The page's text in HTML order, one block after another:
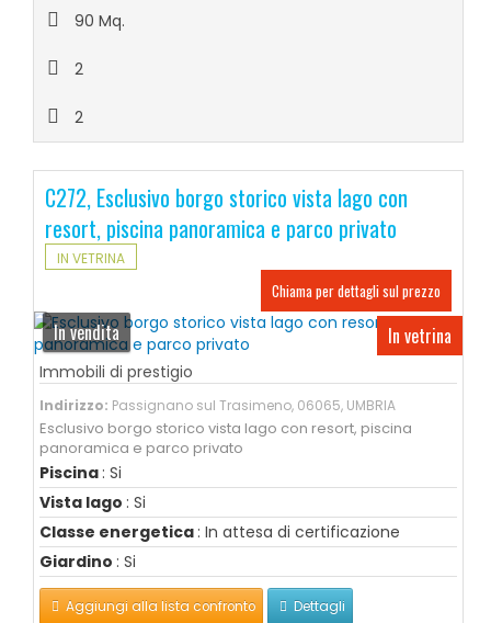
90 Mq.
2
2
C272, Esclusivo borgo storico vista lago con
resort, piscina panoramica e parco privato
IN VETRINA
Chiama per dettagli sul prezzo
In vetrina
In vendita
Immobili di prestigio
Indirizzo: Passignano sul Trasimeno, 06065, UMBRIA
Esclusivo borgo storico vista lago con resort, piscina
panoramica e parco privato
Piscina : Si
Vista lago : Si
Classe energetica : In attesa di certificazione
Giardino : Si
Aggiungi alla lista confronto Dettagli